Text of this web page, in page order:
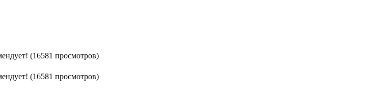
(16581 просмотров)
(16581 просмотров)